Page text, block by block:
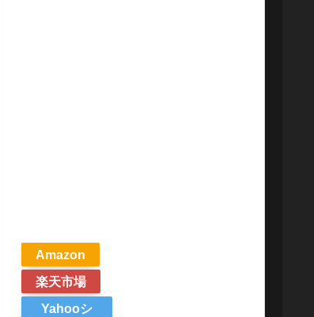
Amazon
楽天市場
Yahooシ